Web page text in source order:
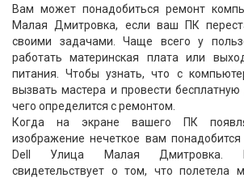
Вам может понадобиться ремонт
Малая Дмитровка, если ваш ПК
своими задачами. Чаще всего у
работать материнская плата или
питания. Чтобы узнать, что с
вызвать мастера и провести бесплатную
чего определится с ремонтом.
Когда на экране вашего ПК
изображение нечеткое вам
Dell Улица Малая Дмитровка.
свидетельствует о том, что полетела